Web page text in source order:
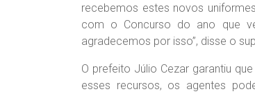
recebemos estes novos
com o Concurso do ano que
agradecemos por isso”, disse o
O prefeito Júlio Cezar garantiu
esses recursos, os agentes